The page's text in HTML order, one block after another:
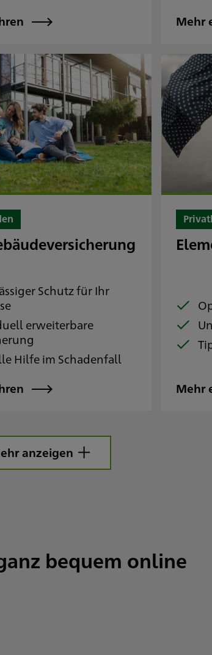
Mehr
Schutz für Ihr
erweiterbare
Hilfe im Schadenfall
Mehr
anzeigen
bequem online